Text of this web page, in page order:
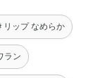
リップ なめらか
ラン